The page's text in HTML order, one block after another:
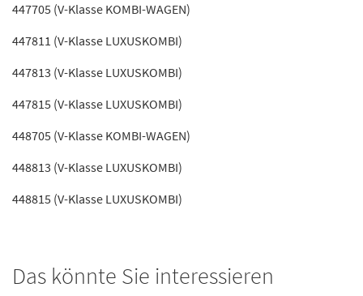
447705 (V-Klasse KOMBI-WAGEN)
447811 (V-Klasse LUXUSKOMBI)
447813 (V-Klasse LUXUSKOMBI)
447815 (V-Klasse LUXUSKOMBI)
448705 (V-Klasse KOMBI-WAGEN)
448813 (V-Klasse LUXUSKOMBI)
448815 (V-Klasse LUXUSKOMBI)
Das könnte Sie interessieren